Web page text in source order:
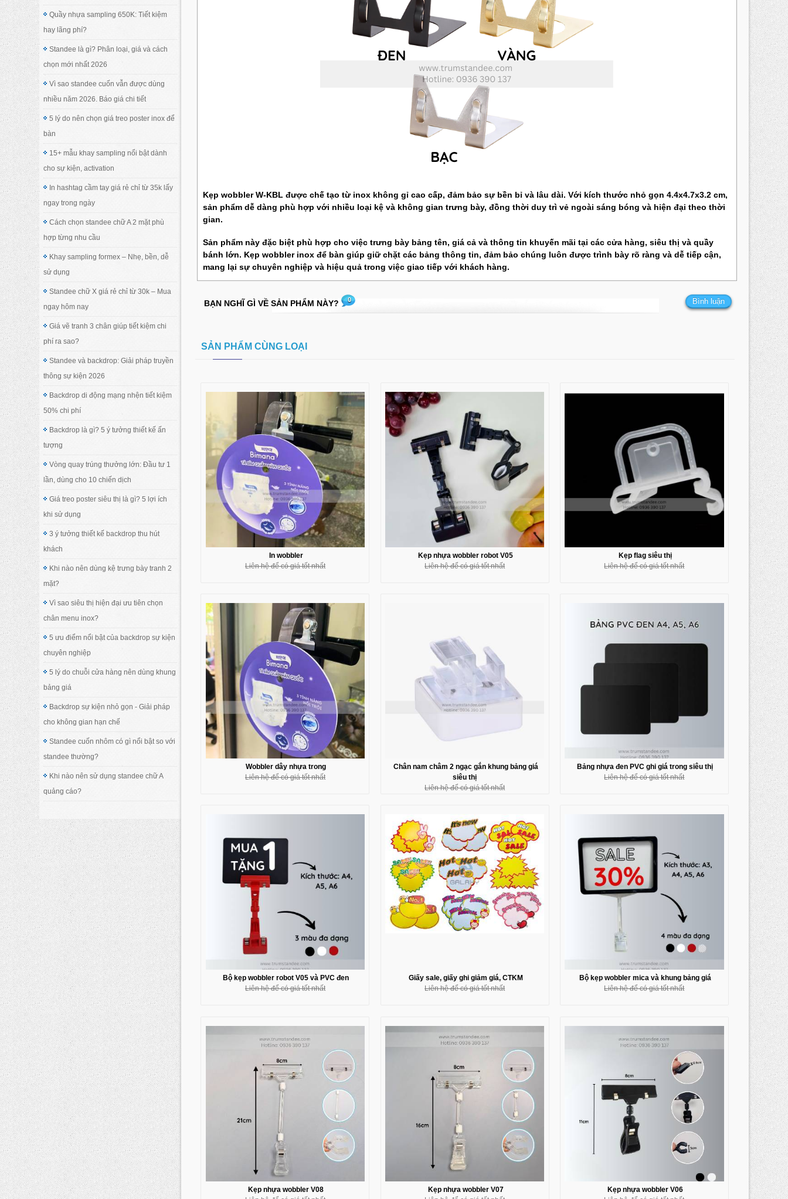
Quầy nhựa sampling 650K: Tiết kiệm
hay lãng phí?
Standee là gì? Phân loại, giá và cách
chọn mới nhất 2026
Vì sao standee cuốn vẫn được dùng
nhiều năm 2026. Báo giá chi tiết
5 lý do nên chọn giá treo poster inox để
bàn
15+ mẫu khay sampling nổi bật dành
cho sự kiện, activation
In hashtag cầm tay giá rẻ chỉ từ 35k lấy
ngay trong ngày
Cách chọn standee chữ A 2 mặt phù
hợp từng nhu cầu
Khay sampling formex – Nhẹ, bền, dễ
sử dụng
Standee chữ X giá rẻ chỉ từ 30k – Mua
ngay hôm nay
Giá vẽ tranh 3 chân giúp tiết kiệm chi
phí ra sao?
Standee và backdrop: Giải pháp truyền
thông sự kiện 2026
Backdrop di động mạng nhện tiết kiệm
50% chi phí
Backdrop là gì? 5 ý tưởng thiết kế ấn
tượng
Vòng quay trúng thưởng lớn: Đầu tư 1
lần, dùng cho 10 chiến dịch
Giá treo poster siêu thị là gì? 5 lợi ích
khi sử dụng
3 ý tưởng thiết kế backdrop thu hút
khách
Khi nào nên dùng kệ trưng bày tranh 2
mặt?
Vì sao siêu thị hiện đại ưu tiên chọn
chân menu inox?
5 ưu điểm nổi bật của backdrop sự kiện
chuyên nghiệp
5 lý do chuỗi cửa hàng nên dùng khung
bảng giá
Backdrop sự kiện nhỏ gọn - Giải pháp
cho không gian hạn chế
Standee cuốn nhôm có gì nổi bật so với
standee thường?
Khi nào nên sử dụng standee chữ A
quảng cáo?
Kẹp wobbler W-KBL được chế tạo từ inox không gỉ cao cấp, đảm bảo sự bền bỉ và lâu dài. Với kích thước nhỏ gọn 4.4x4.7x3.2 cm,
sản phẩm dễ dàng phù hợp với nhiều loại kệ và không gian trưng bày, đồng thời duy trì vẻ ngoài sáng bóng và hiện đại theo thời
gian.
Sản phẩm này đặc biệt phù hợp cho việc trưng bày bảng tên, giá cả và thông tin khuyến mãi tại các cửa hàng, siêu thị và quầy
bánh lớn. Kẹp wobbler inox để bàn giúp giữ chặt các bảng thông tin, đảm bảo chúng luôn được trình bày rõ ràng và dễ tiếp cận,
mang lại sự chuyên nghiệp và hiệu quả trong việc giao tiếp với khách hàng.
BẠN NGHĨ GÌ VỀ SẢN PHẨM NÀY? 0
SẢN PHẨM CÙNG LOẠI
In wobbler
Liên hệ để có giá tốt nhất
Kẹp nhựa wobbler robot V05
Liên hệ để có giá tốt nhất
Kẹp flag siêu thị
Liên hệ để có giá tốt nhất
Wobbler dây nhựa trong
Liên hệ để có giá tốt nhất
Chân nam châm 2 ngạc gắn khung bảng giá
siêu thị
Liên hệ để có giá tốt nhất
Bảng nhựa đen PVC ghi giá trong siêu thị
Liên hệ để có giá tốt nhất
Bộ kẹp wobbler robot V05 và PVC đen
Liên hệ để có giá tốt nhất
Giấy sale, giấy ghi giảm giá, CTKM
Liên hệ để có giá tốt nhất
Bộ kẹp wobbler mica và khung bảng giá
Liên hệ để có giá tốt nhất
Kẹp nhựa wobbler V08
Kẹp nhựa wobbler V07
Kẹp nhựa wobbler V06